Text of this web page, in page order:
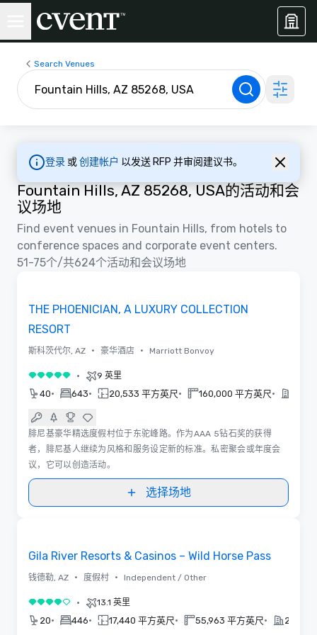
Search Venues
登录 或创建帐户 以发送 RFP 并审阅建议书。
Fountain Hills, AZ 85268, USA的活动和会
议场地
Find event venues in Fountain Hills, from hotels to
conference spaces and corporate event centers.
51-75个/共624个活动和会议场地
3D | 平面图
THE PHOENICIAN, A LUXURY COLLECTION
RESORT
斯科茨代尔, AZ • 豪华酒店 • Marriott Bonvoy
5/5 • 9 英里
40• 643• 20,533 平方英尺• 160,000 平方英尺•
腓尼基豪华精选度假村位于东驼峰路。作为AAA 5钻石奖的获得
者，腓尼基人继续为风格和服务设定新的标准。私密聚会或年度会
议，它可以创造活动。
选择场地
Gila River Resorts & Casinos – Wild Horse Pass
钱德勒, AZ • 度假村 • Independent / Other
4/5 • 13.1 英里
20• 446• 17,440 平方英尺• 55,963 平方英尺•